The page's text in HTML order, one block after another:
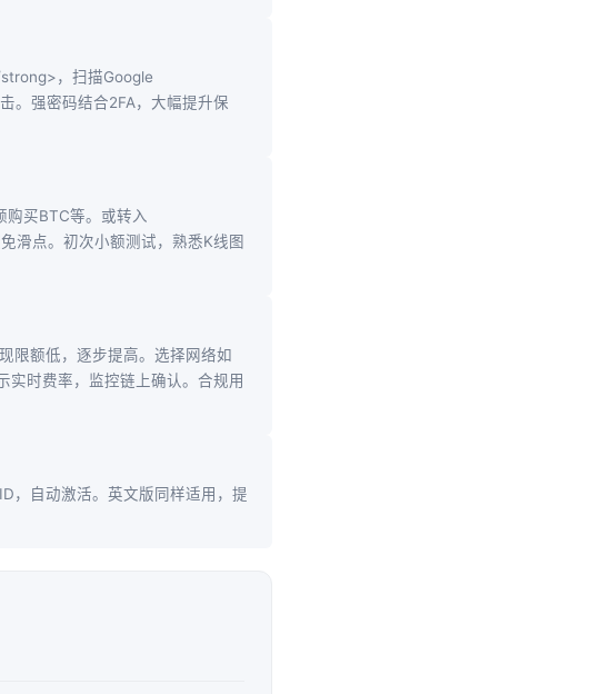
，扫描Google
。强密码结合2FA，大幅提升保
买BTC等。或转入
滑点。初次小额测试，熟悉K线图
限额低，逐步提高。选择网络如
时费率，监控链上确认。合规用
，自动激活。英文版同样适用，提